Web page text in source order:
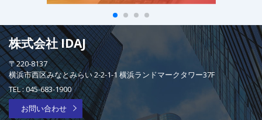
株式会社 IDAJ
〒220-8137
横浜市西区みなとみらい 2-2-1-1 横浜ランドマークタワー37F
TEL :045-683-1900
お問い合わせ